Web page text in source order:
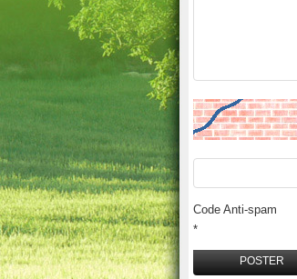
Code Anti-spam
*